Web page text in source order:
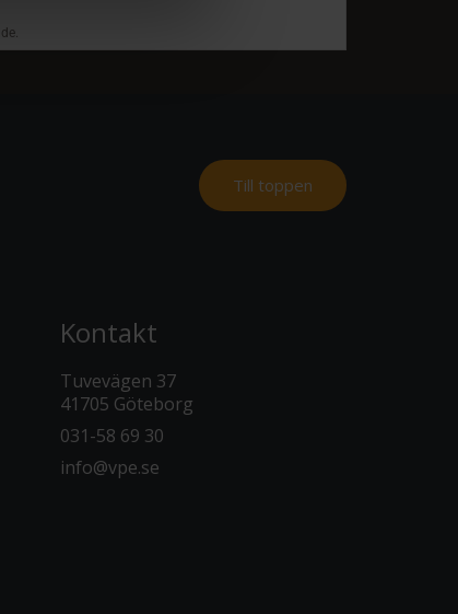
Till toppen
Kontakt
Tuvevägen 37
41705 Göteborg
031-58 69 30
info@vpe.se